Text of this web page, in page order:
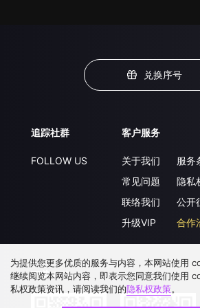
兑换序号
追踪社群
FOLLOW US
客户服务
关于我们
常见问题
联络我们
升级VIP
服务
隐私
公开
合作
下载 APP
为提供您更多优质的服务与内容，本网站使用
继续阅览本网站内容，即表示您同意我们使用
私权政策资讯，请阅读我们的隐私权政策。